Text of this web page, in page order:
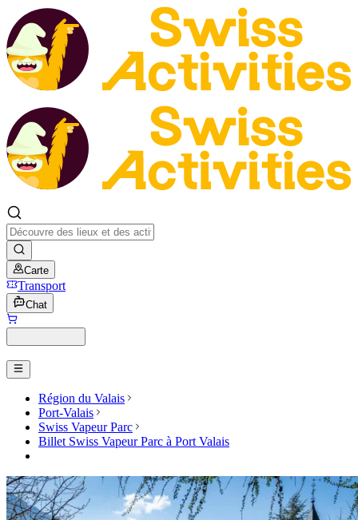
Carte
Transport
Chat
Région du Valais
Port-Valais
Swiss Vapeur Parc
Billet Swiss Vapeur Parc à Port Valais